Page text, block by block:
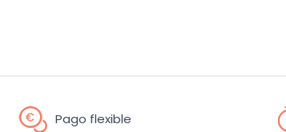
Pago flexible